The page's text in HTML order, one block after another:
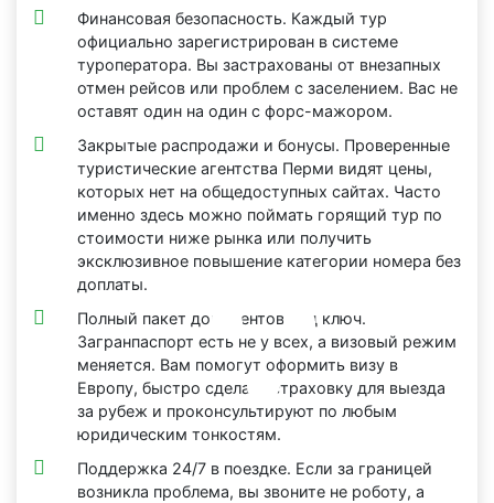
Финансовая безопасность. Каждый тур
официально зарегистрирован в системе
туроператора. Вы застрахованы от внезапных
отмен рейсов или проблем с заселением. Вас не
оставят один на один с форс-мажором.
Закрытые распродажи и бонусы. Проверенные
туристические агентства Перми видят цены,
которых нет на общедоступных сайтах. Часто
именно здесь можно поймать горящий тур по
стоимости ниже рынка или получить
эксклюзивное повышение категории номера без
доплаты.
Полный пакет документов под ключ.
Загранпаспорт есть не у всех, а визовый режим
меняется. Вам помогут оформить визу в
Европу, быстро сделать страховку для выезда
за рубеж и проконсультируют по любым
юридическим тонкостям.
Поддержка 24/7 в поездке. Если за границей
возникла проблема, вы звоните не роботу, а